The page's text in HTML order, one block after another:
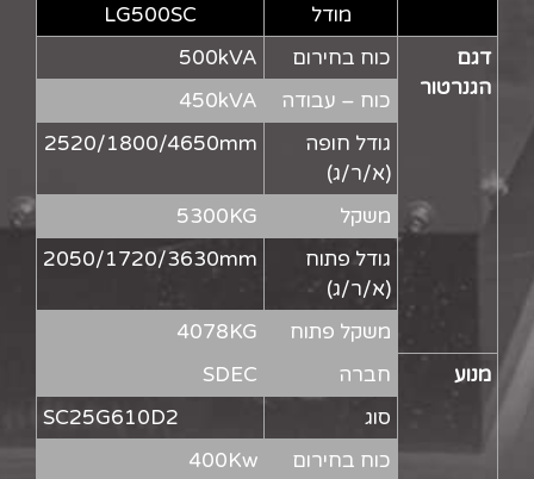
מודל
LG500SC
דגם
הגנרטור
כוח בחירום
500kVA
כוח – עבודה
450kVA
גודל חופה
(א/ר/ג)
2520/1800/4650mm
משקל
5300KG
גודל פתוח
(א/ר/ג)
2050/1720/3630mm
משקל פתוח
4078KG
מנוע
חברה
SDEC
סוג
SC25G610D2
כוח בחירום
400Kw